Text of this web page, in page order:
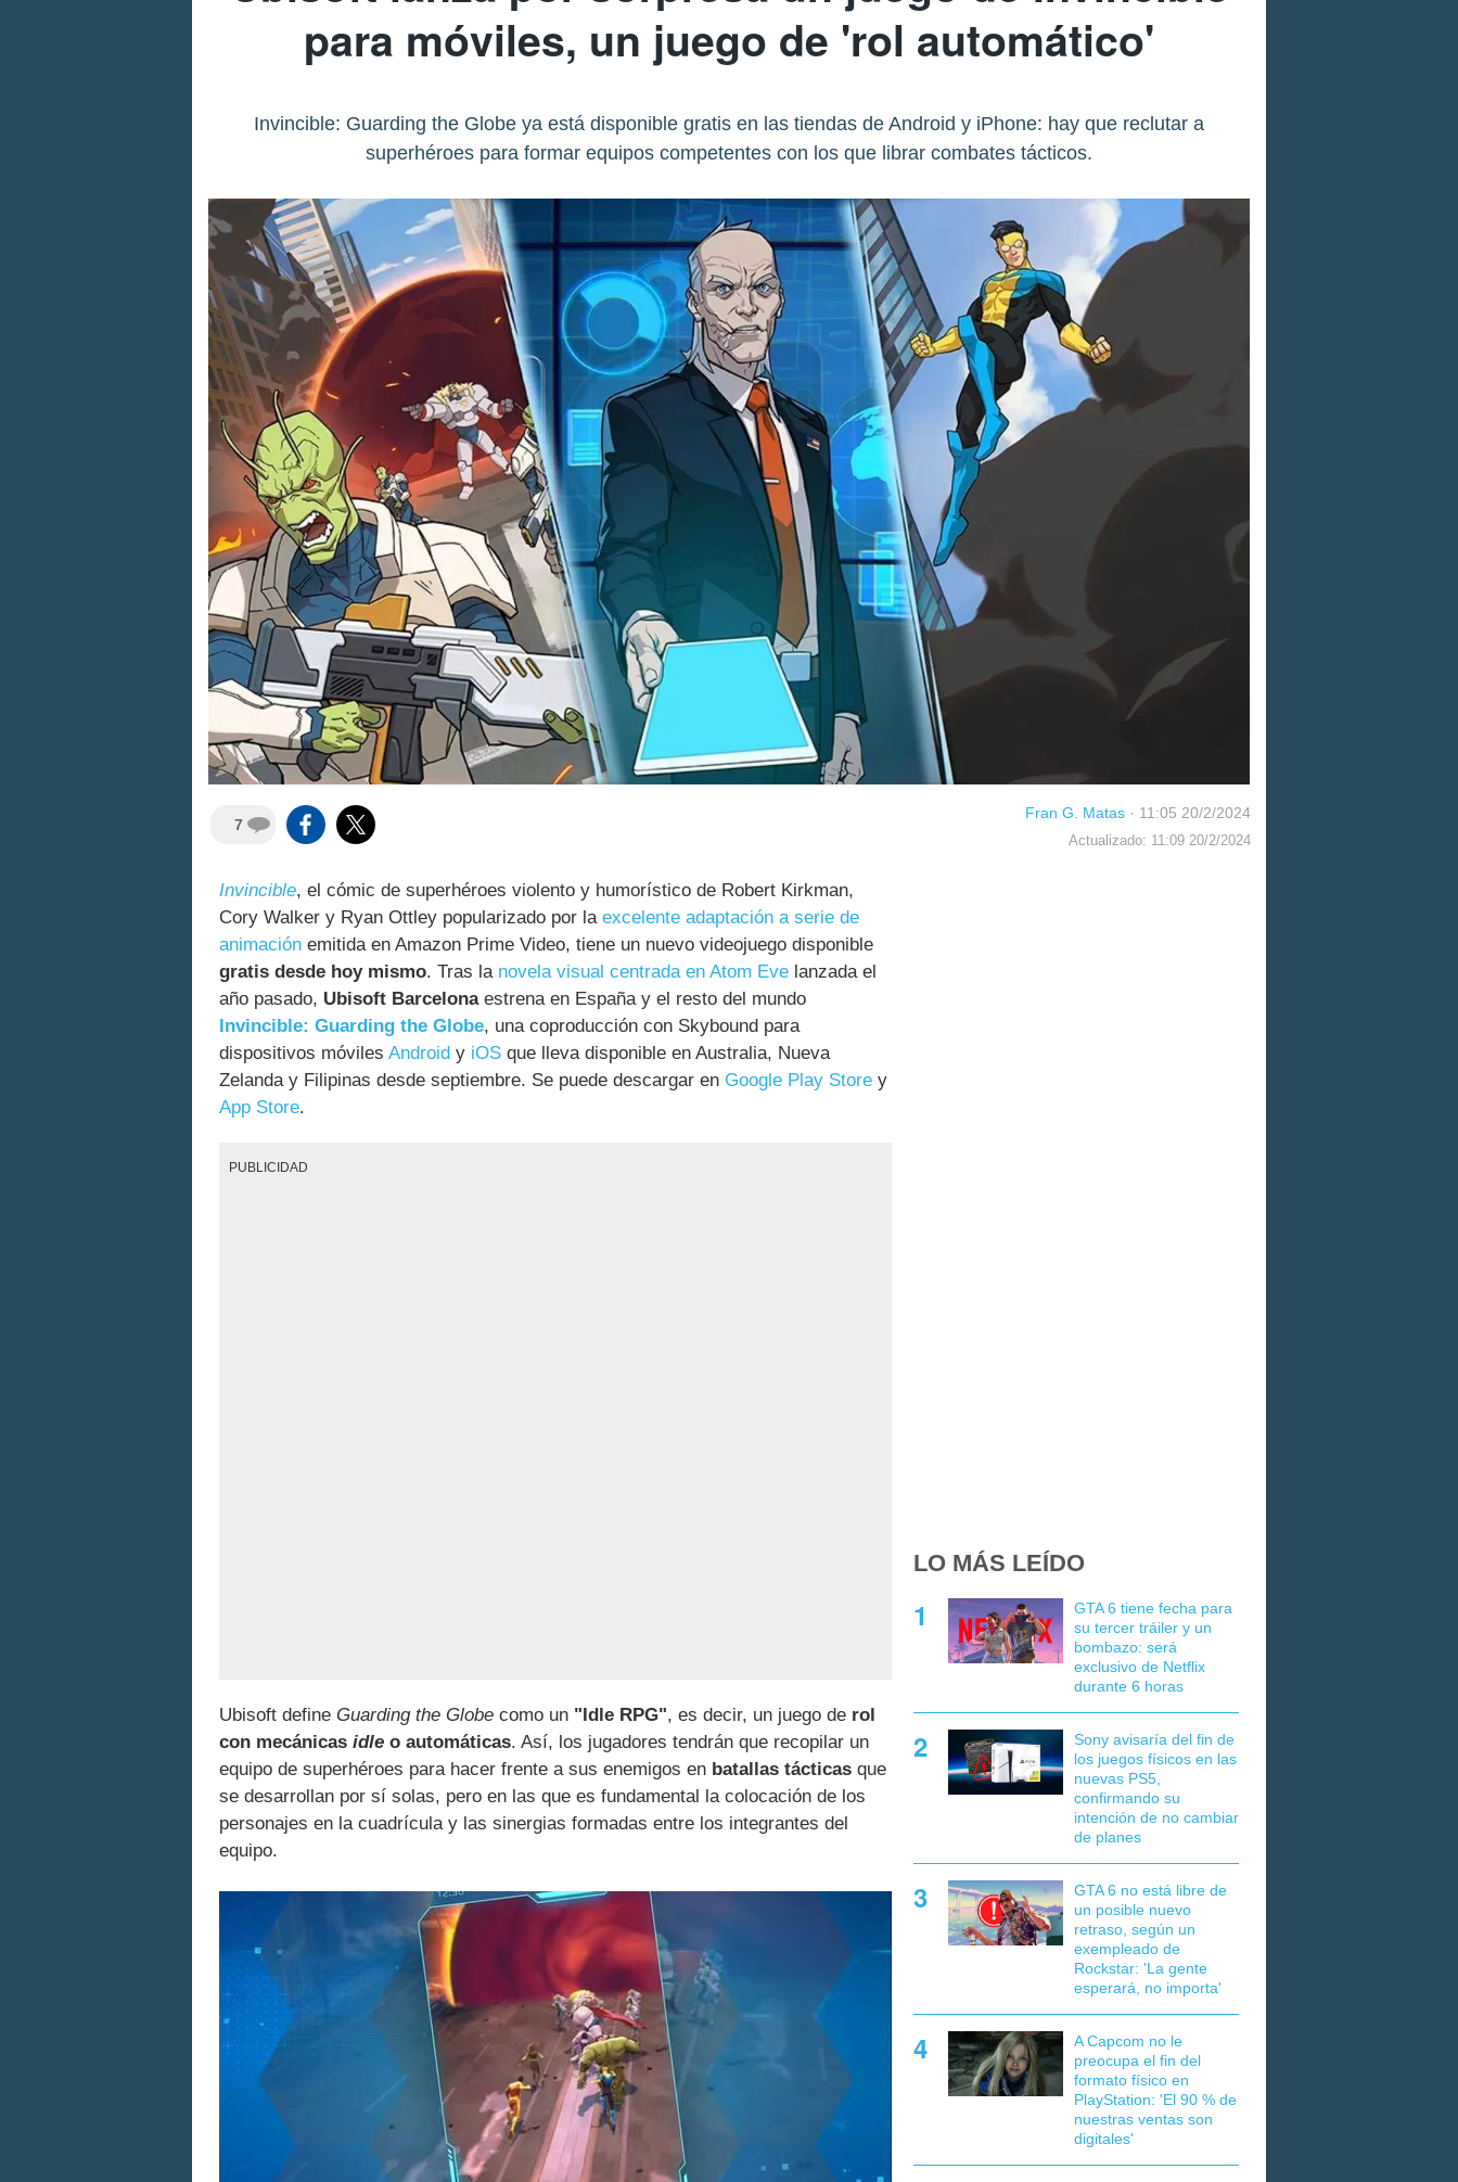
para móviles, un juego de 'rol automático'
Invincible: Guarding the Globe ya está disponible gratis en las tiendas de Android y iPhone: hay que reclutar a
superhéroes para formar equipos competentes con los que librar combates tácticos.
7
Fran G. Matas · 11:05 20/2/2024
Actualizado: 11:09 20/2/2024
Invincible, el cómic de superhéroes violento y humorístico de Robert Kirkman,
Cory Walker y Ryan Ottley popularizado por la excelente adaptación a serie de
animación emitida en Amazon Prime Video, tiene un nuevo videojuego disponible
gratis desde hoy mismo. Tras la novela visual centrada en Atom Eve lanzada el
año pasado, Ubisoft Barcelonaestrena en España y el resto del mundo
Invincible: Guarding the Globe, una coproducción con Skybound para
dispositivos móviles Android y iOS que lleva disponible en Australia, Nueva
Zelanda y Filipinas desde septiembre. Se puede descargar en Google Play Store y
App Store.
PUBLICIDAD
Ubisoft define Guarding the Globe como un "Idle RPG", es decir, un juego de rol
con mecánicas idle o automáticas. Así, los jugadores tendrán que recopilar un
equipo de superhéroes para hacer frente a sus enemigos en batallas tácticas que
se desarrollan por sí solas, pero en las que es fundamental la colocación de los
personajes en la cuadrícula y las sinergias formadas entre los integrantes del
equipo.
LO MÁS LEÍDO
GTA 6 tiene fecha para
su tercer tráiler y un
bombazo: será
exclusivo de Netflix
durante 6 horas
Sony avisaría del fin de
los juegos físicos en las
nuevas PS5,
confirmando su
intención de no cambiar
de planes
GTA 6 no está libre de
un posible nuevo
retraso, según un
exempleado de
Rockstar: 'La gente
esperará, no importa'
A Capcom no le
preocupa el fin del
formato físico en
PlayStation: 'El 90 % de
nuestras ventas son
digitales'